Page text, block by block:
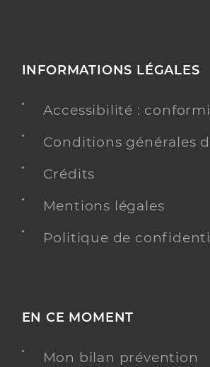
INFORMATIONS LÉGALES
Accessibilité :
Conditions générales
Crédits
Mentions légales
Politique de
EN CE MOMENT
Mon bilan prévention